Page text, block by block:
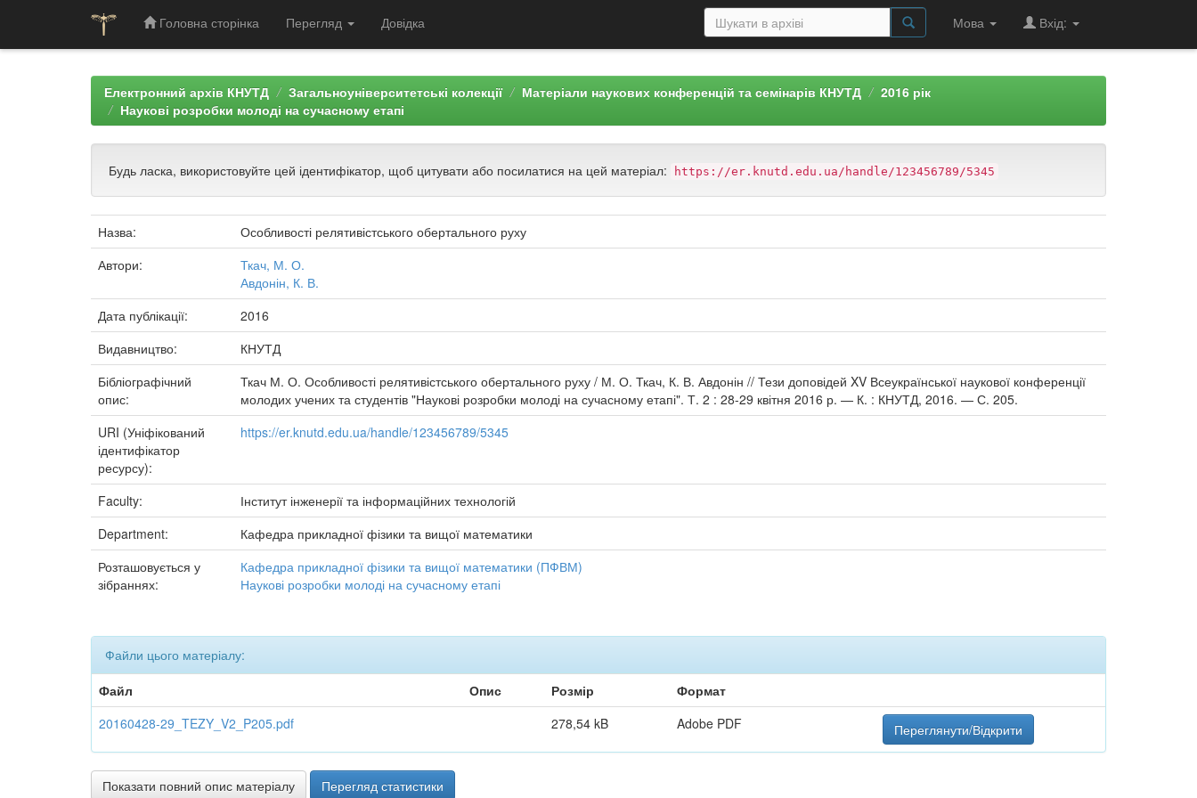
Головна сторінка Перегляд Довідка Мова Вхід:
Електронний архів КНУТД Загальноуніверситетські колекції Матеріали наукових конференцій та семінарів КНУТД
2016 рік
Наукові розробки молоді на сучасному етапі
Будь ласка, використовуйте цей ідентифікатор, щоб цитувати або посилатися на цей матеріал: https://er.knutd.edu.ua/handle/123456789/5345
Назва:
Особливості релятивістського обертального руху
Автори:
Ткач, М. О.
Авдонін, К. В.
Дата публікації:
2016
Видавництво:
КНУТД
Бібліографічний
опис:
Ткач М. О. Особливості релятивістського обертального руху / М. О. Ткач, К. В. Авдонін // Тези доповідей XV Всеукраїнської наукової конференції
молодих учених та студентів "Наукові розробки молоді на сучасному етапі". Т. 2 : 28-29 квітня 2016 р. — К. : КНУТД, 2016. — С. 205.
URI (Уніфікований
ідентифікатор
ресурсу):
https://er.knutd.edu.ua/handle/123456789/5345
Faculty:
Інститут інженерії та інформаційних технологій
Department:
Кафедра прикладної фізики та вищої математики
Розташовується у
зібраннях:
Кафедра прикладної фізики та вищої математики (ПФВМ)
Наукові розробки молоді на сучасному етапі
Файли цього матеріалу:
Файл
Опис Розмір
Формат
20160428-29_TEZY_V2_P205.pdf
278,54 kB Adobe PDF Переглянути/Відкрити
Показати повний опис матеріалу Перегляд статистики